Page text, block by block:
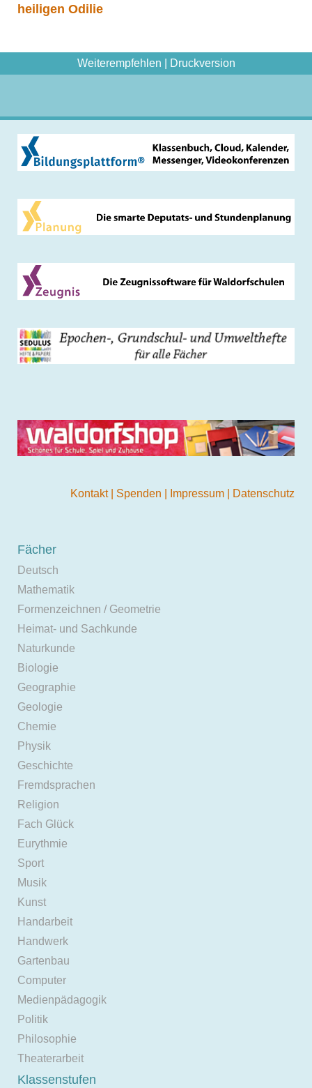
heiligen Odilie
Weiterempfehlen Druckversion
Kontakt Spenden Impressum Datenschutz
Fächer
Deutsch
Mathematik
Formenzeichnen / Geometrie
Heimat- und Sachkunde
Naturkunde
Biologie
Geographie
Geologie
Chemie
Physik
Geschichte
Fremdsprachen
Religion
Fach Glück
Eurythmie
Sport
Musik
Kunst
Handarbeit
Handwerk
Gartenbau
Computer
Medienpädagogik
Politik
Philosophie
Theaterarbeit
Klassenstufen